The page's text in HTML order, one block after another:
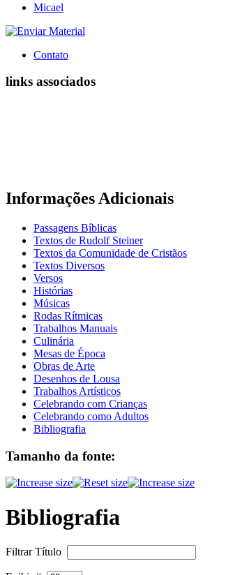
Micael
Contato
links associados
Informações Adicionais
Passagens Bíblicas
Textos de Rudolf Steiner
Textos da Comunidade de Cristãos
Textos Diversos
Versos
Histórias
Músicas
Rodas Rítmicas
Trabalhos Manuais
Culinária
Mesas de Época
Obras de Arte
Desenhos de Lousa
Trabalhos Artísticos
Celebrando com Crianças
Celebrando como Adultos
Bibliografia
Tamanho da fonte:
Bibliografia
Filtrar Título